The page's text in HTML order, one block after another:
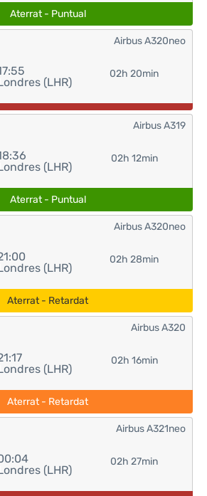
Aterrat - Puntual
(LHR)
02h 20min
Airbus A320neo
(LHR)
02h 12min
Airbus A319
Aterrat - Puntual
(LHR)
02h 28min
Airbus A320neo
Aterrat - Retardat
(LHR)
02h 16min
Airbus A320
Aterrat - Retardat
(LHR)
02h 27min
Airbus A321neo